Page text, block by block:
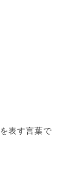
を表す言葉で